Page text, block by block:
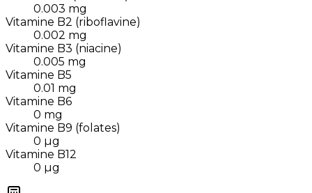
0.003 mg
Vitamine B2 (riboflavine)
0.002 mg
Vitamine B3 (niacine)
0.005 mg
Vitamine B5
0.01 mg
Vitamine B6
0 mg
Vitamine B9 (folates)
0 µg
Vitamine B12
0 µg